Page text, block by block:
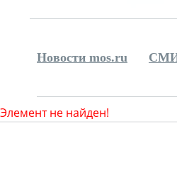
Новости mos.ru СМИ
Элемент не найден!